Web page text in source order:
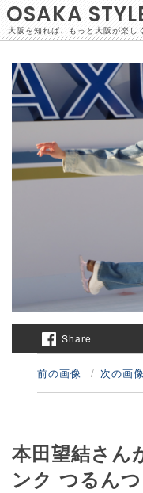
OSAKA
大阪を知れば、もっと大阪が楽し
Share
前の画像 次の画像
本田望結さん
ンク つるん